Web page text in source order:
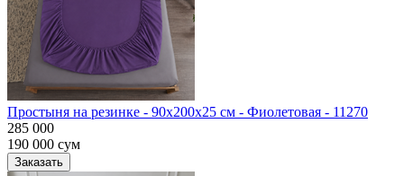
Простыня на резинке - 90x200x25 cм - Фиолетовая - 11270
285 000
190 000 сум
Заказать